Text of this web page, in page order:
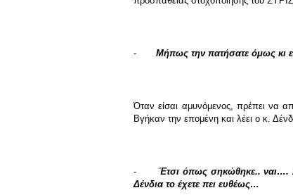
- Μήπως την πατήσατε όμως κι
Όταν είσαι αμυνόμενος, πρέπει να
Βγήκαν την επομένη και λέει ο κ.
- Έτσι όπως σηκώθηκε.. ναι….
Δένδια το έχετε πει ευθέως…